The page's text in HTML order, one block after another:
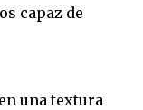
capaz de
una textura